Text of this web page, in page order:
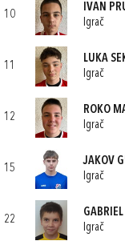
10
IVAN
Igrač
11
LUKA
Igrač
12
ROKO
Igrač
15
JAKOV
Igrač
22
Igrač